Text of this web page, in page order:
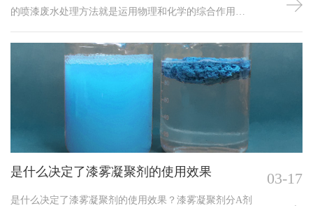
的喷漆废水处理方法就是运用物理和化学的综合作用来
处理，包括物理过程和化学过程的单项处理方法，如漆
渣的浮选、吸附、萃取、电解、电渗析、离子交换、反
渗透等。传统处理的有点就是水质可到到处理标准，且
比较稳定。但是，该工艺的操作十分繁琐、处理系统的
是什么决定了漆雾凝聚剂的使用效果
是什么决定了漆雾凝聚剂的使用效果？漆雾凝聚剂分A剂
03-17